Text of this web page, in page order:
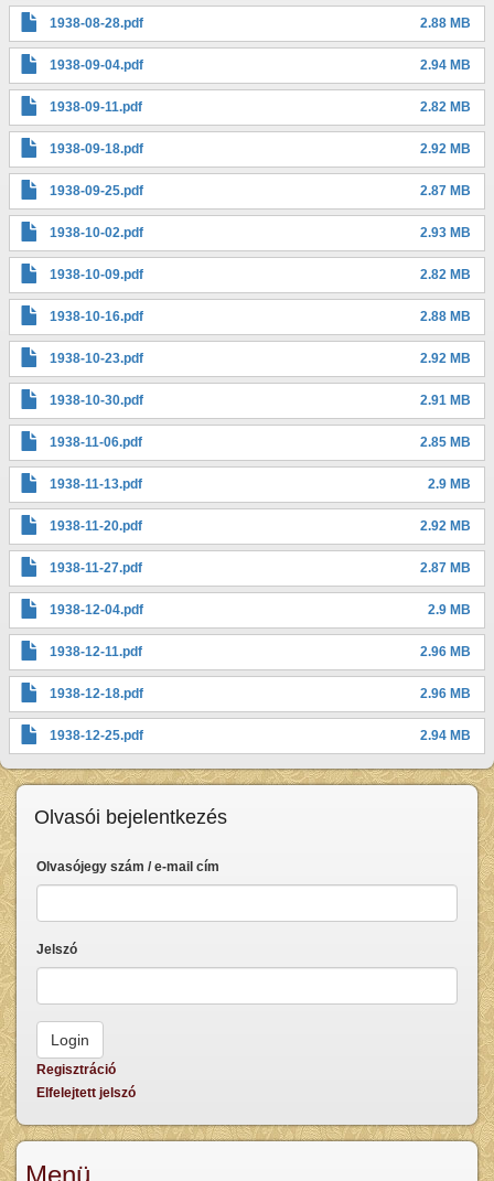
1938-08-28.pdf 2.88 MB
1938-09-04.pdf 2.94 MB
1938-09-11.pdf 2.82 MB
1938-09-18.pdf 2.92 MB
1938-09-25.pdf 2.87 MB
1938-10-02.pdf 2.93 MB
1938-10-09.pdf 2.82 MB
1938-10-16.pdf 2.88 MB
1938-10-23.pdf 2.92 MB
1938-10-30.pdf 2.91 MB
1938-11-06.pdf 2.85 MB
1938-11-13.pdf 2.9 MB
1938-11-20.pdf 2.92 MB
1938-11-27.pdf 2.87 MB
1938-12-04.pdf 2.9 MB
1938-12-11.pdf 2.96 MB
1938-12-18.pdf 2.96 MB
1938-12-25.pdf 2.94 MB
Olvasói bejelentkezés
Olvasójegy szám / e-mail cím
Jelszó
Regisztráció
Elfelejtett jelszó
Menü